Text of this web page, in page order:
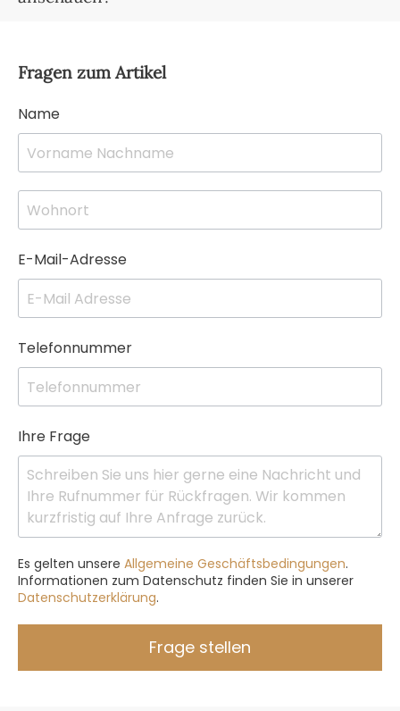
Fragen zum Artikel
Name
E-Mail-Adresse
Telefonnummer
Ihre Frage
Es gelten unsere Allgemeine Geschäftsbedingungen.
Informationen zum Datenschutz finden Sie in unserer
Datenschutzerklärung.
Frage stellen